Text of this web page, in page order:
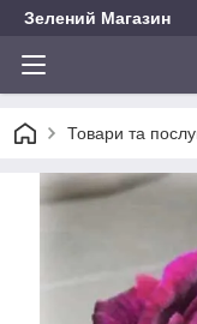
Зелений Магазин
Товари та